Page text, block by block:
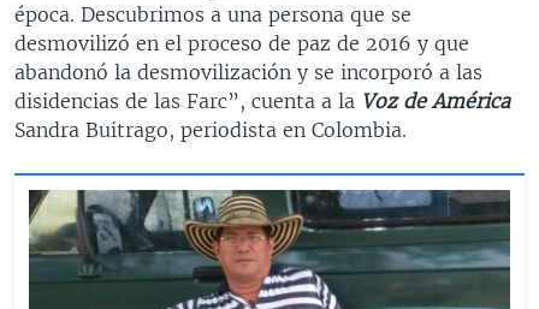
época. Descubrimos a una persona que se
desmovilizó en el proceso de paz de 2016 y que
abandonó la desmovilización y se incorporó a las
disidencias de las Farc”, cuenta a la Voz de América
Sandra Buitrago, periodista en Colombia.